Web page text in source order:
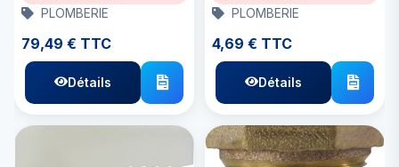
PLOMBERIE
79,49 € TTC
Détails
PLOMBERIE
4,69 € TTC
Détails